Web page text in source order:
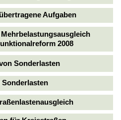
Aufgaben
2008
Sonderlasten